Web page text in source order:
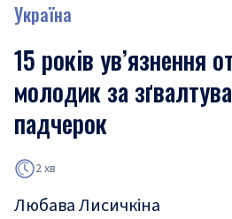
Україна
15 років ув’язнення
молодик за
падчерок
2 хв
Любава Лисичкіна